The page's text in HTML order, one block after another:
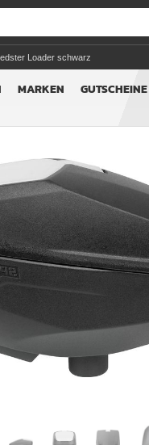
Loader schwarz
MARKEN GUTSCHEINE